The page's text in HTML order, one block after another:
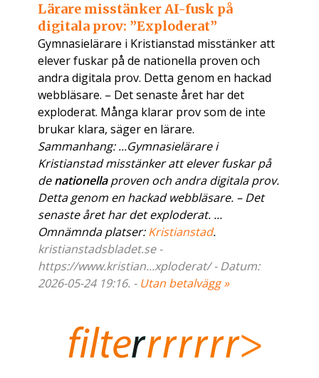
Lärare misstänker AI-fusk på
digitala prov: ”Exploderat”
Gymnasielärare i Kristianstad misstänker att
elever fuskar på de nationella proven och
andra digitala prov. Detta genom en hackad
webbläsare. – Det senaste året har det
exploderat. Många klarar prov som de inte
brukar klara, säger en lärare.
Sammanhang: ...Gymnasielärare i
Kristianstad misstänker att elever fuskar på
denationellaproven och andra digitala prov.
Detta genom en hackad webbläsare. – Det
senaste året har det exploderat. ...
Omnämnda platser:Kristianstad.
kristianstadsbladet.se -
https://www.kristian...xploderat/ - Datum:
2026-05-24 19:16. - Utan betalvägg »